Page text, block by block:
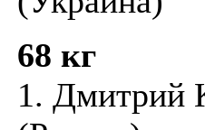
68 кг
1.